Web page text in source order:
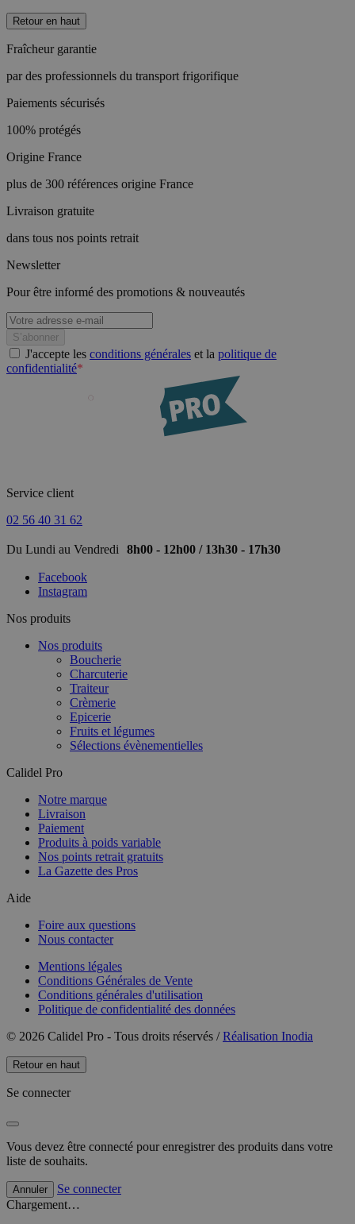
Retour en haut
Fraîcheur garantie
par des professionnels du transport frigorifique
Paiements sécurisés
100% protégés
Origine France
plus de 300 références origine France
Livraison gratuite
dans tous nos points retrait
Newsletter
Pour être informé des promotions & nouveautés
J'accepte les conditions générales et la politique de
confidentialité*
Service client
02 56 40 31 62
Du Lundi au Vendredi 8h00 - 12h00 / 13h30 - 17h30
Facebook
Instagram
Nos produits
Nos produits
Boucherie
Charcuterie
Traiteur
Crèmerie
Epicerie
Fruits et légumes
Sélections évènementielles
Calidel Pro
Notre marque
Livraison
Paiement
Produits à poids variable
Nos points retrait gratuits
La Gazette des Pros
Aide
Foire aux questions
Nous contacter
Mentions légales
Conditions Générales de Vente
Conditions générales d'utilisation
Politique de confidentialité des données
© 2026 Calidel Pro - Tous droits réservés /Réalisation Inodia
Retour en haut
Se connecter
Vous devez être connecté pour enregistrer des produits dans votre
liste de souhaits.
Annuler
Se connecter
Chargement…